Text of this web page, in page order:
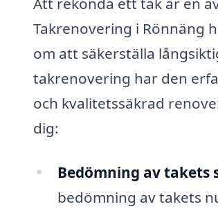
Takrenovering i Rönnäng
om att säkerställa
takrenovering har den
och kvalitetssäkrad
dig:
Bedömning av takets
bedömning av takets